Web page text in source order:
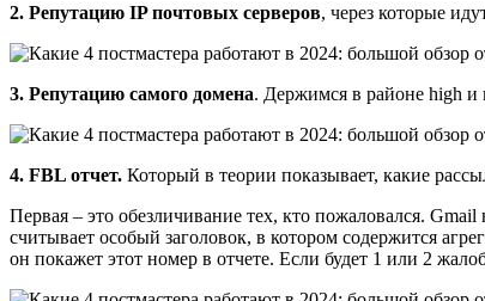
2. Репутацию IP почтовых серверов, через которые
3. Репутацию самого домена. Держимся в районе high и
4. FBL отчет. Который в теории показывает, какие
Первая – это обезличивание тех, кто пожаловался.
считывает особый заголовок, в котором содержится
он покажет этот номер в отчете. Если будет 1 или 2